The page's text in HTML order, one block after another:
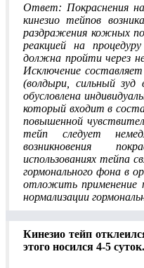
Ответ: Покраснения
кинезио тейпов
раздражения кожных
реакцией на
должна пройти через
Исключение составляет
(волдыри, сильный
обусловлена
который входит в
повышенной
тейп следует
возникновения
использованиях тейпа
гормонального фона в
отложить применение
нормализации
Кинезио тейп
этого носился 4-5